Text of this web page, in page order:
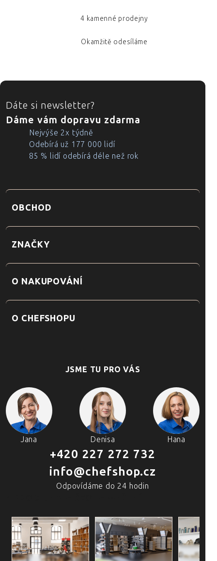
4 kamenné prodejny
Okamžitě odesíláme
ZÁPATÍ
Dáte si newsletter?
Dáme vám dopravu zdarma
Nejvýše 2x týdně
Odebírá už 177 000 lidí
85 % lidí odebírá déle než rok
OBCHOD
ZNAČKY
O NAKUPOVÁNÍ
O CHEFSHOPU
JSME TU PRO VÁS
Jana Denisa Hana
+420 227 272 732
info@chefshop.cz
Odpovídáme do 24 hodin